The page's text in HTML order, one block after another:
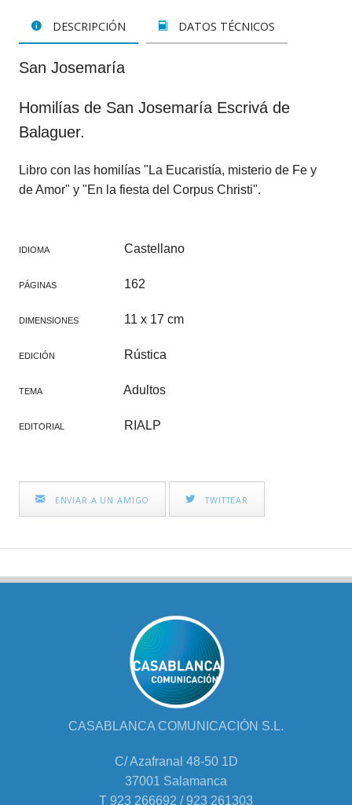
DESCRIPCIÓN DATOS TÉCNICOS
San Josemaría
Homilías de San Josemaría Escrivá de
Balaguer.
Libro con las homilías "La Eucaristía, misterio de Fe y
de Amor" y "En la fiesta del Corpus Christi".
IDIOMA Castellano
PÁGINAS 162
DIMENSIONES 11 x 17 cm
EDICIÓN Rústica
TEMA Adultos
EDITORIAL RIALP
ENVIAR A UN AMIGO TWITTEAR
CASABLANCA COMUNICACIÓN S.L.
C/ Azafranal 48-50 1D
37001 Salamanca
T 923 266692 / 923 261303